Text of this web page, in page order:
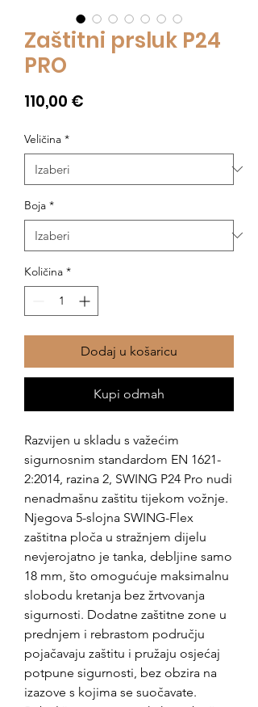
Zaštitni prsluk P24
PRO
110,00 €
Veličina *
Boja *
Količina *
Dodaj u košaricu
Kupi odmah
Razvijen u skladu s važećim
sigurnosnim standardom EN 1621-
2:2014, razina 2, SWING P24 Pro nudi
nenadmašnu zaštitu tijekom vožnje.
Njegova 5-slojna SWING-Flex
zaštitna ploča u stražnjem dijelu
nevjerojatno je tanka, debljine samo
18 mm, što omogućuje maksimalnu
slobodu kretanja bez žrtvovanja
sigurnosti. Dodatne zaštitne zone u
prednjem i rebrastom području
pojačavaju zaštitu i pružaju osjećaj
potpune sigurnosti, bez obzira na
izazove s kojima se suočavate.